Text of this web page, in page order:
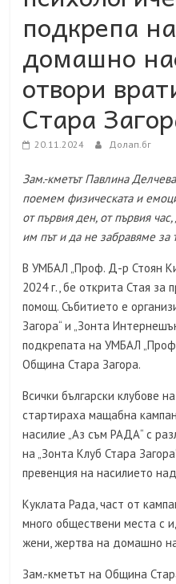
подкрепа
домашно
отвори
Стара
20.11.2024 Долап.бг
Зам.-кметът Павлина
поемем физическата и
от първия ден, от първия
им път и да не забравяме за
В УМБАЛ „Проф. Д-р Стоян
2024 г., бе открита Стая за
помощ. Събитието е
Загора“ и „Зонта
подкрепата на УМБАЛ
Община Стара Загора.
Всички български клубове
стартираха мащабна
насилие „Аз съм РАДА“ с
на „Зонта Клуб Стара
превенция на насилието
Куклата Рада, част от
много обществени места с
жени, жертва на домашно
Зам.-кметът на Община